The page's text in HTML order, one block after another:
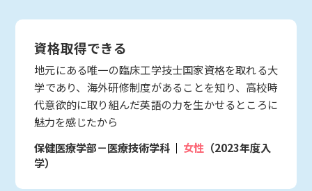
資格取得できる
地元にある唯一の臨床工学技士国家資格を取れる大
学であり、海外研修制度があることを知り、高校時
代意欲的に取り組んだ英語の力を生かせるところに
魅力を感じたから
保健医療学部－医療技術学科
女性 （2023年度入
学）